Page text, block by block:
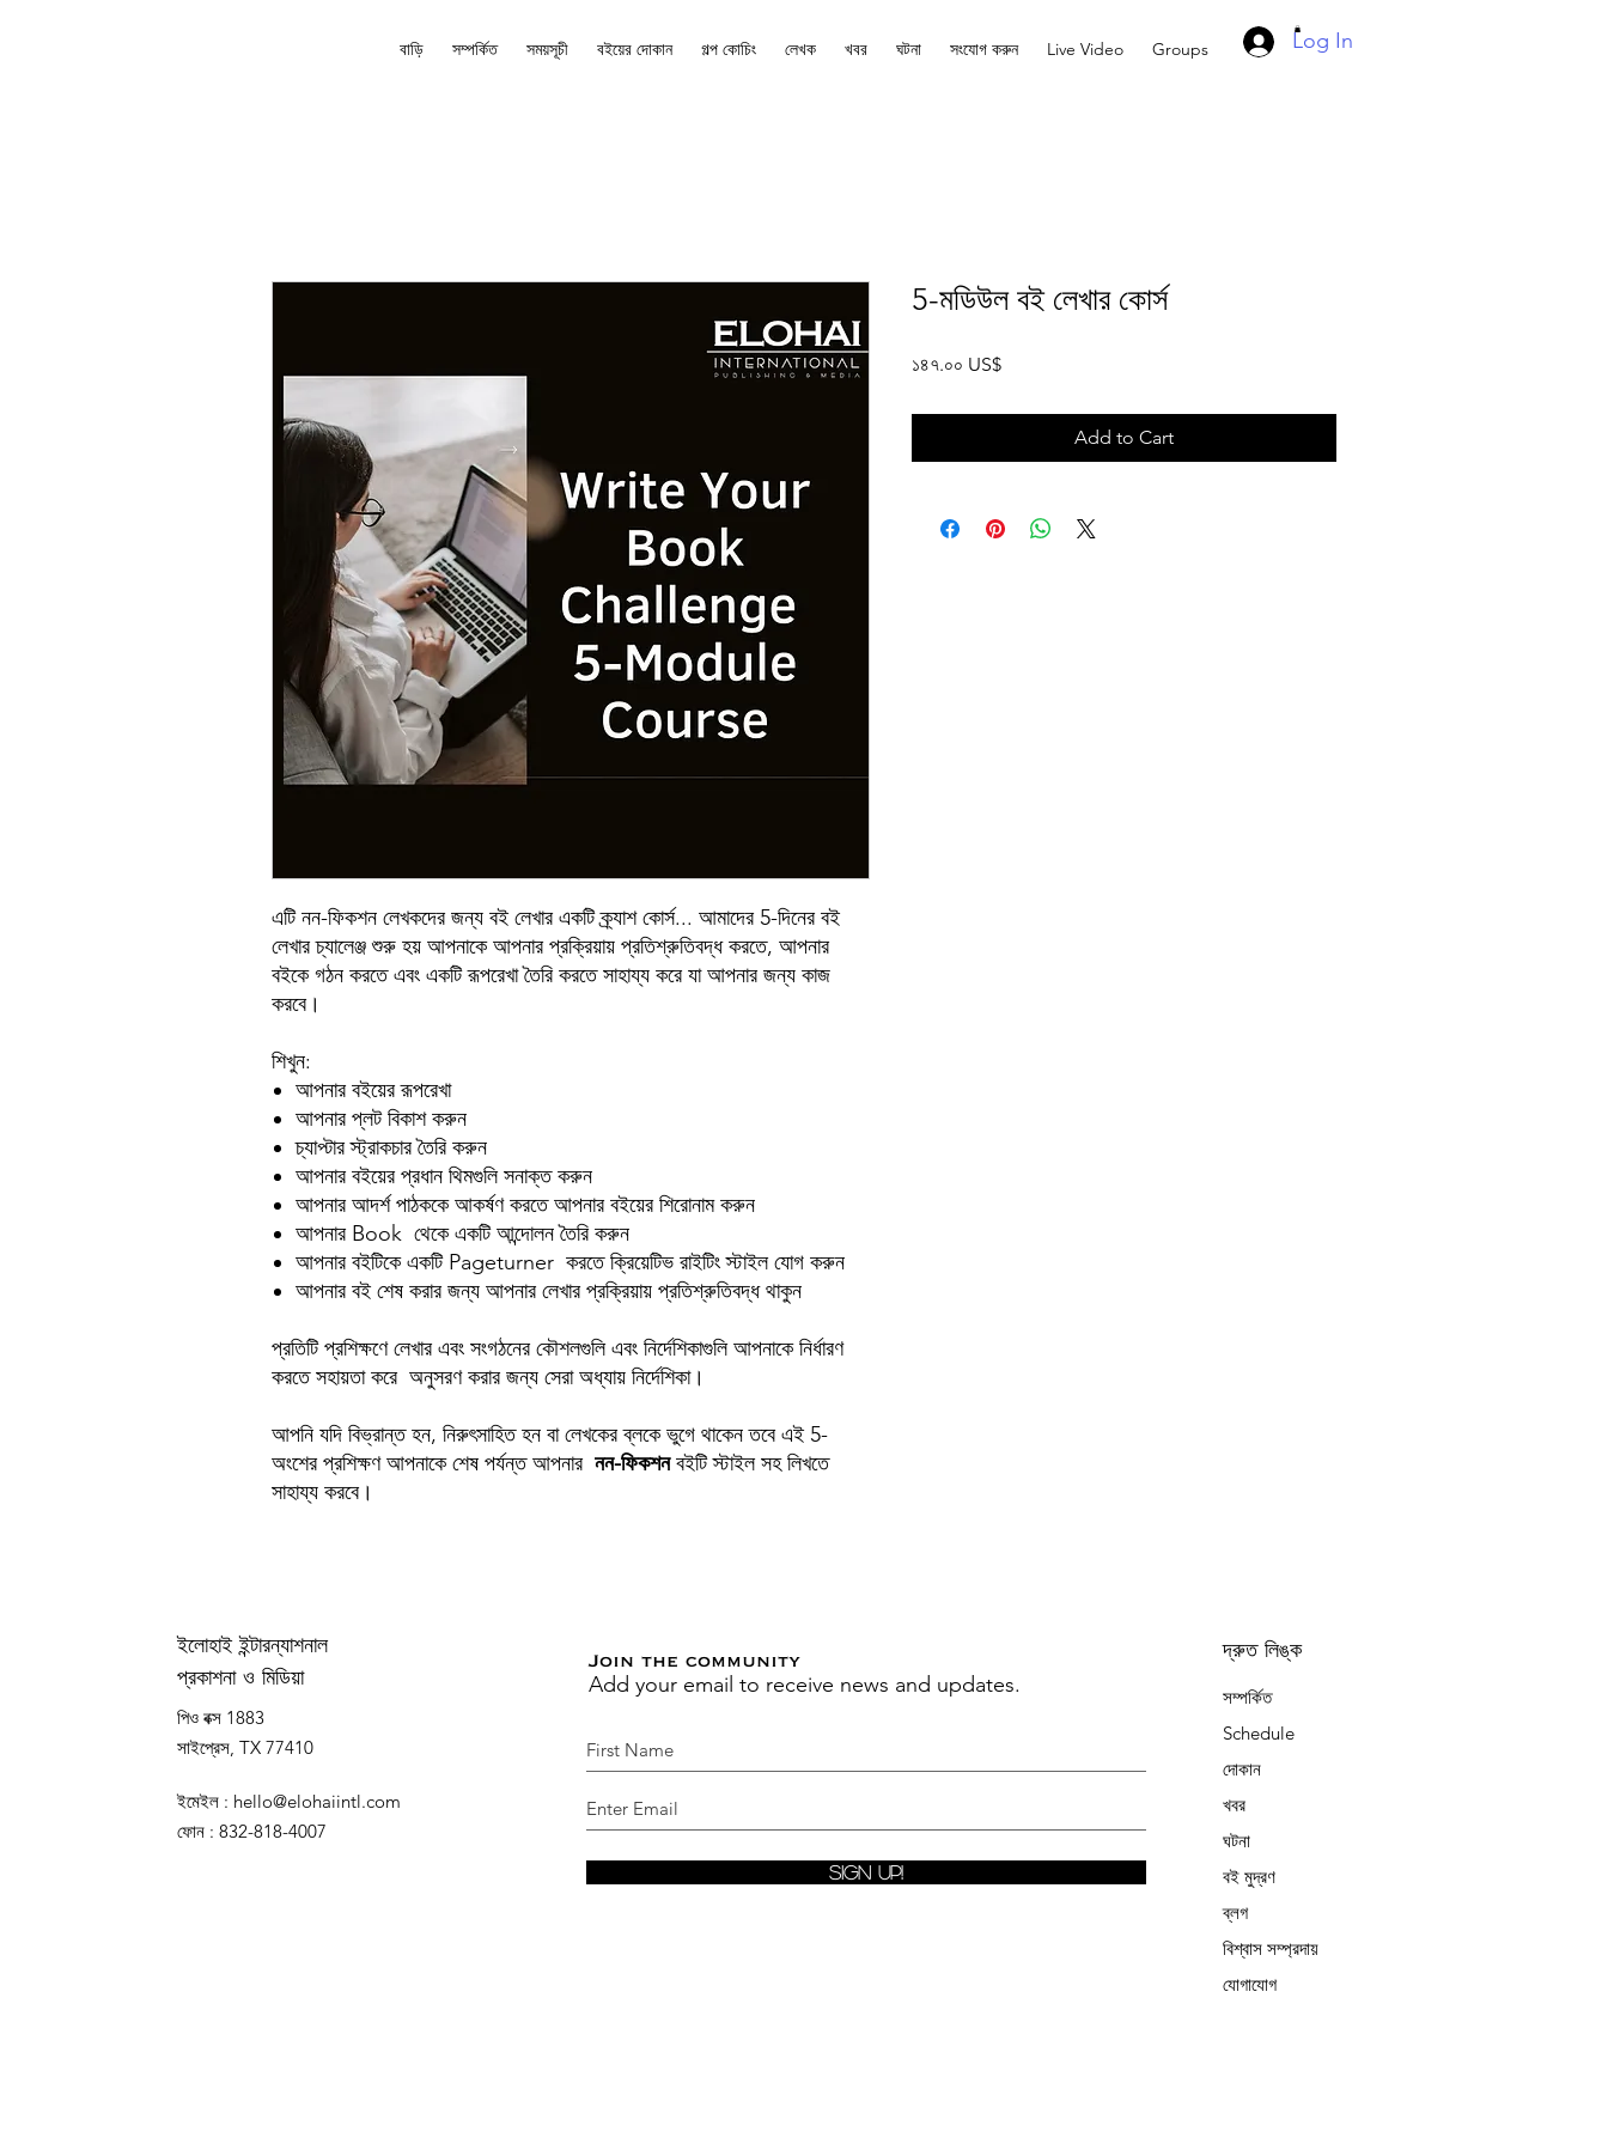
বাড়ি সম্পর্কিত সময়সূচী বইয়ের দোকান গল্প কোচিং লেখক খবর ঘটনা সংযোগ করুন Live Video Groups Log In
এটি নন-ফিকশন লেখকদের জন্য বই লেখার একটি ক্র্যাশ কোর্স... আমাদের 5-দিনের বই
লেখার চ্যালেঞ্জ শুরু হয় আপনাকে আপনার প্রক্রিয়ায় প্রতিশ্রুতিবদ্ধ করতে, আপনার
বইকে গঠন করতে এবং একটি রূপরেখা তৈরি করতে সাহায্য করে যা আপনার জন্য কাজ
করবে।
শিখুন:
আপনার বইয়ের রূপরেখা
আপনার প্লট বিকাশ করুন
চ্যাপ্টার স্ট্রাকচার তৈরি করুন
আপনার বইয়ের প্রধান থিমগুলি সনাক্ত করুন
আপনার আদর্শ পাঠককে আকর্ষণ করতে আপনার বইয়ের শিরোনাম করুন
আপনার Book থেকে একটি আন্দোলন তৈরি করুন
আপনার বইটিকে একটি Pageturner করতে ক্রিয়েটিভ রাইটিং স্টাইল যোগ করুন
আপনার বই শেষ করার জন্য আপনার লেখার প্রক্রিয়ায় প্রতিশ্রুতিবদ্ধ থাকুন
প্রতিটি প্রশিক্ষণে লেখার এবং সংগঠনের কৌশলগুলি এবং নির্দেশিকাগুলি আপনাকে নির্ধারণ
করতে সহায়তা করে অনুসরণ করার জন্য সেরা অধ্যায় নির্দেশিকা।
আপনি যদি বিভ্রান্ত হন, নিরুৎসাহিত হন বা লেখকের ব্লকে ভুগে থাকেন তবে এই 5-
অংশের প্রশিক্ষণ আপনাকে শেষ পর্যন্ত আপনার নন-ফিকশনবইটি স্টাইল সহ লিখতে
সাহায্য করবে।
5-মডিউল বই লেখার কোর্স
১৪৭.০০ US$Price
Add to Cart
ইলোহাই ইন্টারন্যাশনাল
প্রকাশনা ও মিডিয়া
পিও বক্স 1883
সাইপ্রেস, TX 77410
ইমেইল : hello@elohaiintl.com
ফোন : 832-818-4007
Join the community
Add your email to receive news and updates.
Sign Up!
দ্রুত লিঙ্ক
সম্পর্কিত
Schedule
দোকান
খবর
ঘটনা
বই মুদ্রণ
ব্লগ
বিশ্বাস সম্প্রদায়
যোগাযোগ